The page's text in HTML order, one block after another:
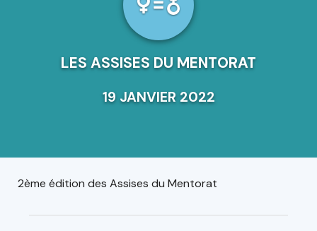
LES ASSISES DU MENTORAT
19 JANVIER 2022
2ème édition des Assises du Mentorat